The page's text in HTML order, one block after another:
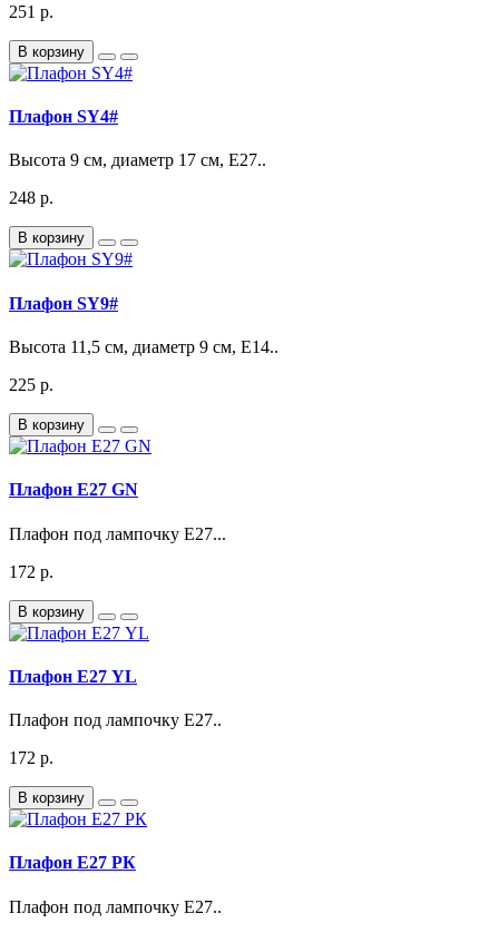
251 р.
В корзину
Плафон SY4#
Высота 9 см, диаметр 17 см, Е27..
248 р.
В корзину
Плафон SY9#
Высота 11,5 см, диаметр 9 см, Е14..
225 р.
В корзину
Плафон Е27 GN
Плафон под лампочку Е27...
172 р.
В корзину
Плафон Е27 YL
Плафон под лампочку Е27..
172 р.
В корзину
Плафон Е27 РК
Плафон под лампочку Е27..